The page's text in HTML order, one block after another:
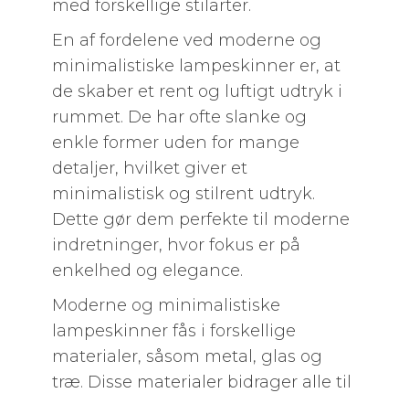
med forskellige stilarter.
En af fordelene ved moderne og
minimalistiske lampeskinner er, at
de skaber et rent og luftigt udtryk i
rummet. De har ofte slanke og
enkle former uden for mange
detaljer, hvilket giver et
minimalistisk og stilrent udtryk.
Dette gør dem perfekte til moderne
indretninger, hvor fokus er på
enkelhed og elegance.
Moderne og minimalistiske
lampeskinner fås i forskellige
materialer, såsom metal, glas og
træ. Disse materialer bidrager alle til